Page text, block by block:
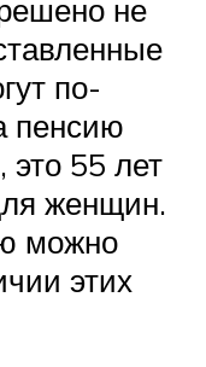
не
по-
пенсию
это 55 лет
женщин.
можно
этих